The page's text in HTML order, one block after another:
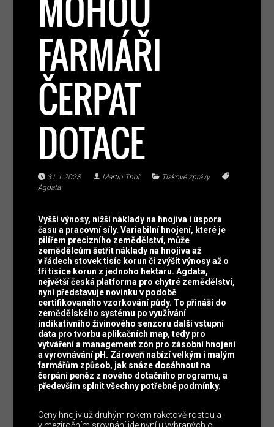
FARMÁŘI
ČERPAT
DOTACE
31.1.2023 Martin Thoř
Tiskové zprávy
Agdata
Vyšší výnosy, nižší náklady na hnojiva i úspora
času a pracovní síly. Variabilní hnojení, které je
pilířem precizního zemědělství, může
zemědělcům šetřit náklady na hnojiva až
v řádech stovek tisíc korun či zvýšit výnosy až o
tři tisíce korun z jednoho hektaru. Agdata,
největší česká platforma pro chytré zemědělství,
nyní představuje novinku v podobě
certifikovaného vzorkování půdy. To přináší do
zemědělského systému po využívání
indikativního živinového senzoru další vstupní
data pro tvorbu aplikačních map, tedy pro
vytváření a management zón pro zásobní hnojení
a vyrovnávání pH. Zároveň nabízí velkým i malým
farmářům způsob, jak snáze dosáhnout na
čerpání peněz z nového dotačního programu, a
především splnit všechny potřebné podmínky.
Ceny hnojiv už druhým rokem raketově rostou a
v meziročním srovnání jde nyní u vybraných o